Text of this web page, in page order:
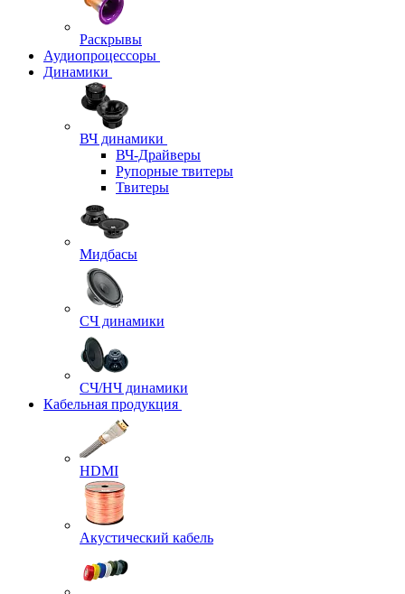
Раскрывы
Аудиопроцессоры
Динамики
ВЧ динамики
ВЧ-Драйверы
Рупорные твитеры
Твитеры
Мидбасы
СЧ динамики
СЧ/НЧ динамики
Кабельная продукция
HDMI
Акустический кабель